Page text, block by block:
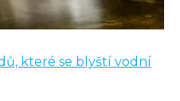
které se blyští vodní